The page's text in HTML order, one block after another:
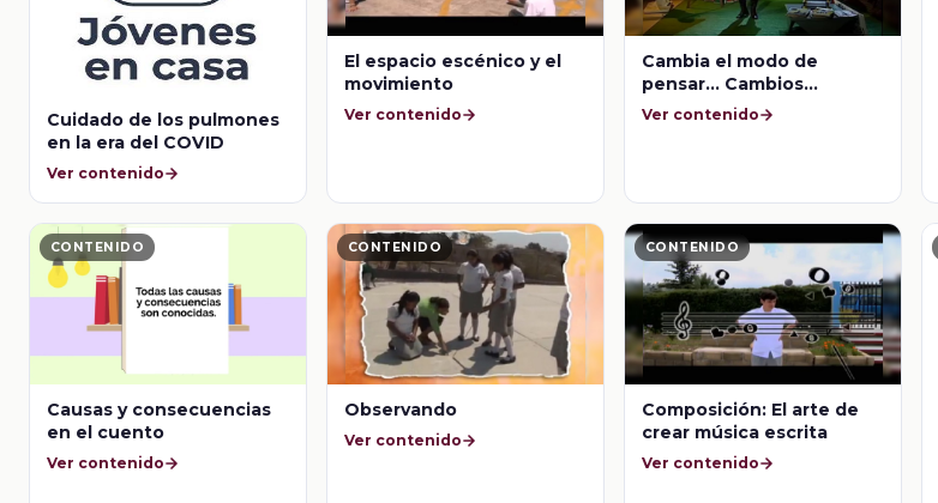
Cuidado de los pulmones
en la era del COVID
Ver contenido
El espacio escénico y el
movimiento
Ver contenido
Cambia el modo de
pensar… Cambios
cognitivos en la
Ver contenido
CONTENIDO
Causas y consecuencias
en el cuento
Ver contenido
CONTENIDO
Observando
Ver contenido
CONTENIDO
Composición: El arte de
crear música escrita
Ver contenido